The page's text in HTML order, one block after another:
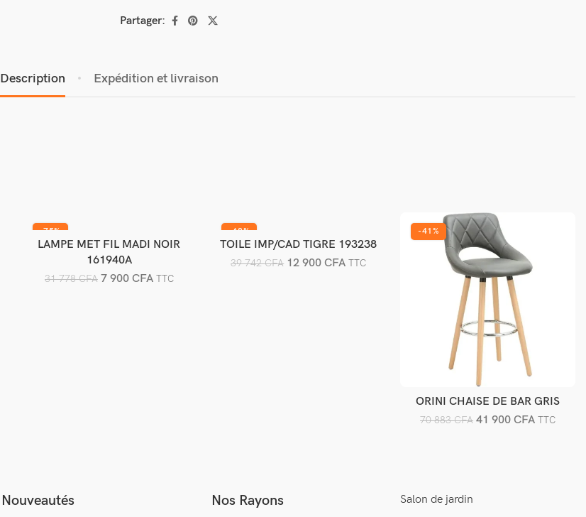
Partager:
Description Expédition et livraison
-75%
Ajouter au panier
LAMPE MET FIL MADI NOIR
161940A
31 778CFA 7 900 CFA TTC
-68%
Ajouter au panier
TOILE IMP/CAD TIGRE 193238
39 742CFA 12 900CFA TTC
-41%
Ajouter au panier
ORINI CHAISE DE BAR GRIS
70 883CFA 41 900CFA TTC
Nouveautés Nos Rayons
Salon de jardin